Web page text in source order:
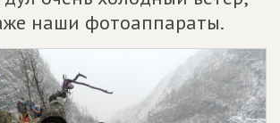
наши фотоаппараты.